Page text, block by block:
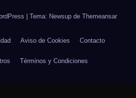
Tema: Newsup de Themeansar
Aviso de Cookies Contacto
Términos y Condiciones